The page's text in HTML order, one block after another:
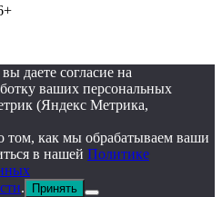
даете согласие на
ваших персональных
(Яндекс Метрика,
как мы обрабатываем ваши
в нашей Политике
. Принять